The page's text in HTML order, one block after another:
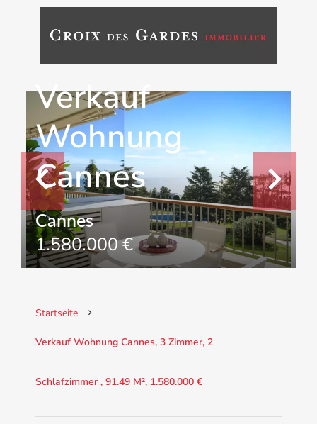
Verkauf
Wohnung
Cannes
Cannes
1.580.000 €
Startseite
Verkauf Wohnung Cannes, 3 Zimmer, 2
Schlafzimmer , 91.49 M², 1.580.000 €